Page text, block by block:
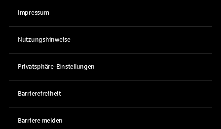
Impressum
Nutzungshinweise
Privatsphäre-Einstellungen
Barrierefreiheit
Barriere melden